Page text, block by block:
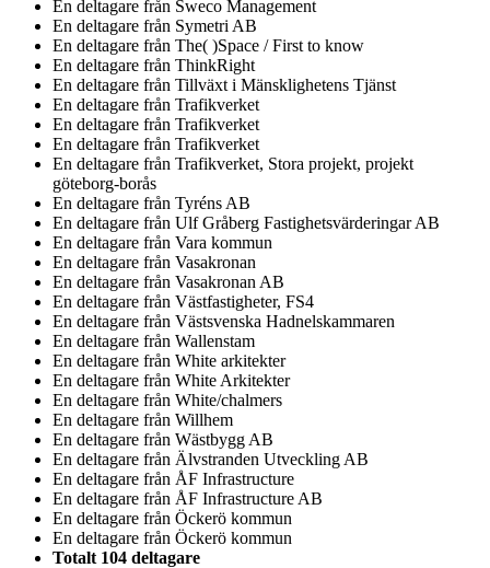
En deltagare från Sweco Management
En deltagare från Symetri AB
En deltagare från The( )Space / First to know
En deltagare från ThinkRight
En deltagare från Tillväxt i Mänsklighetens Tjänst
En deltagare från Trafikverket
En deltagare från Trafikverket
En deltagare från Trafikverket
En deltagare från Trafikverket, Stora projekt, projekt
göteborg-borås
En deltagare från Tyréns AB
En deltagare från Ulf Gråberg Fastighetsvärderingar AB
En deltagare från Vara kommun
En deltagare från Vasakronan
En deltagare från Vasakronan AB
En deltagare från Västfastigheter, FS4
En deltagare från Västsvenska Hadnelskammaren
En deltagare från Wallenstam
En deltagare från White arkitekter
En deltagare från White Arkitekter
En deltagare från White/chalmers
En deltagare från Willhem
En deltagare från Wästbygg AB
En deltagare från Älvstranden Utveckling AB
En deltagare från ÅF Infrastructure
En deltagare från ÅF Infrastructure AB
En deltagare från Öckerö kommun
En deltagare från Öckerö kommun
Totalt 104 deltagare